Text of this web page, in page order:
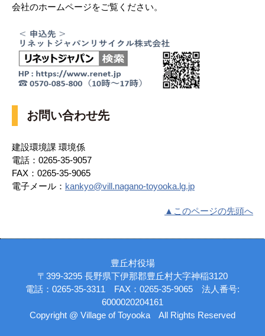
会社のホームページをご覧ください。
お問い合わせ先
建設環境課 環境係
電話：0265-35-9057
FAX：0265-35-9065
電子メール： kankyo@vill.nagano-toyooka.lg.jp
▲このページの先頭へ
豊丘村役場
〒399-3295 長野県下伊那郡豊丘村大字神稲3120
電話：0265-35-3311 FAX：0265-35-9065 法人番号:
6000020204161
Copyright @ Village of Toyooka All Rights Reserved